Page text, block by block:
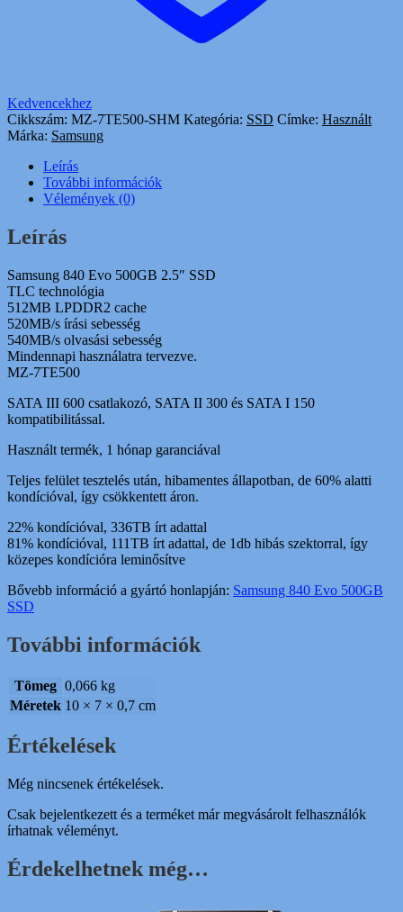
Kedvencekhez
Cikkszám: MZ-7TE500-SHM Kategória: SSD Címke: Használt
Márka: Samsung
Leírás
További információk
Vélemények (0)
Leírás
Samsung 840 Evo 500GB 2.5″ SSD
TLC technológia
512MB LPDDR2 cache
520MB/s írási sebesség
540MB/s olvasási sebesség
Mindennapi használatra tervezve.
MZ-7TE500
SATA III 600 csatlakozó, SATA II 300 és SATA I 150
kompatibilitással.
Használt termék, 1 hónap garanciával
Teljes felület tesztelés után, hibamentes állapotban, de 60% alatti
kondícióval, így csökkentett áron.
22% kondícióval, 336TB írt adattal
81% kondícióval, 111TB írt adattal, de 1db hibás szektorral, így
közepes kondícióra leminősítve
Bővebb információ a gyártó honlapján: Samsung 840 Evo 500GB
SSD
További információk
Tömeg 0,066 kg
Méretek 10 × 7 × 0,7 cm
Értékelések
Még nincsenek értékelések.
Csak bejelentkezett és a terméket már megvásárolt felhasználók
írhatnak véleményt.
Érdekelhetnek még…